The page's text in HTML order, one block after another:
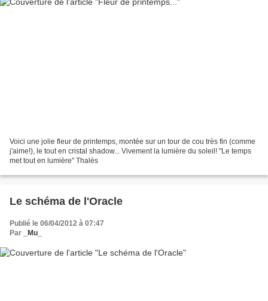
Voici une jolie fleur de printemps, montée sur un tour de cou très fin (comme
j'aime!), le tout en cristal shadow... Vivement la lumière du soleil! "Le temps
met tout en lumière" Thalès
Le schéma de l'Oracle
Publié le 06/04/2012 à 07:47
Par
_Mu_